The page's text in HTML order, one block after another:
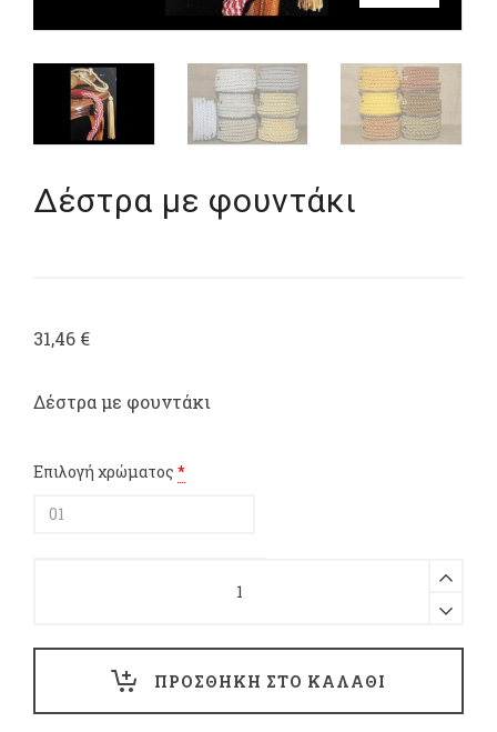
Δέστρα με φουντάκι
31,46 €
Δέστρα με φουντάκι
Επιλογή χρώματος *
quantity
ΠΡΟΣΘΗΚΗ ΣΤΟ ΚΑΛΑΘΙ